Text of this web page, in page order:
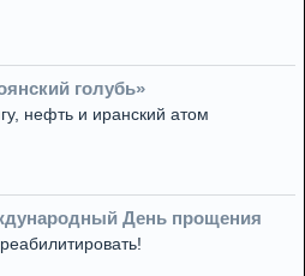
голубь»
нефть и иранский атом
День прощения